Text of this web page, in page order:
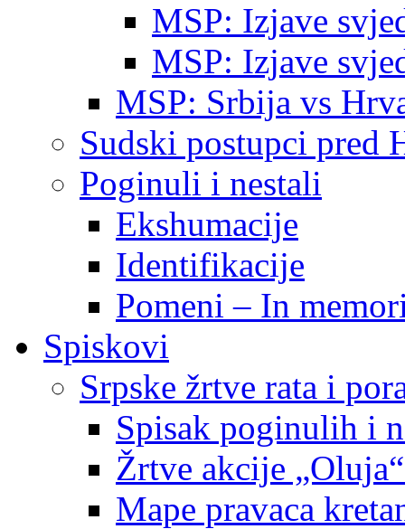
MSP: Izjave
MSP: Izjave
MSP: Srbija vs
Sudski postupci pred
Poginuli i nestali
Ekshumacije
Identifikacije
Pomeni – In
Spiskovi
Srpske žrtve rata i
Spisak poginulih i
Žrtve akcije
Mape pravaca